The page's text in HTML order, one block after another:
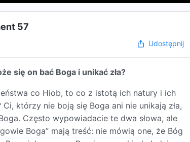
57
Udostępnij
się on bać Boga i unikać zła?
co Hiob, to co z istotą ich natury i ich
którzy nie boją się Boga ani nie unikają zła,
Często wypowiadacie te dwa słowa, ale
Boga” mają treść: nie mówią one, że Bóg